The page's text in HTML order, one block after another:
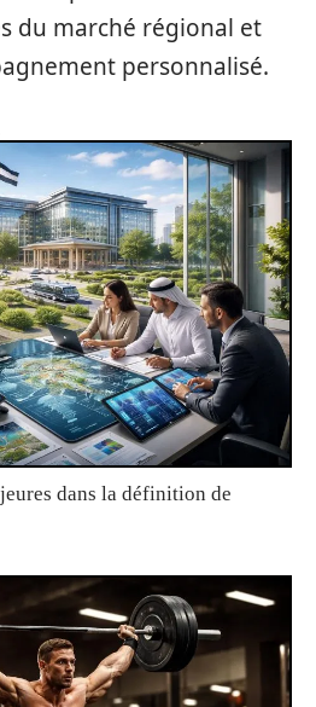
du marché régional et
personnalisé.
dans la définition de